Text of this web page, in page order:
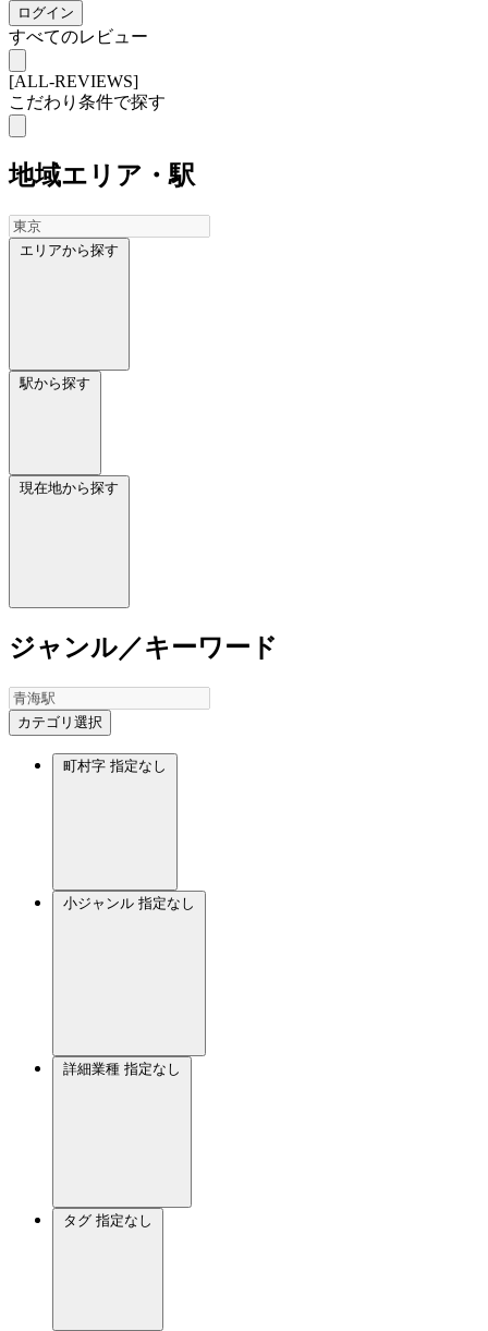
ログイン
すべてのレビュー
[ALL-REVIEWS]
こだわり条件で探す
地域エリア・駅
エリアから探す
駅から探す
現在地から探す
ジャンル／キーワード
カテゴリ選択
町村字 指定なし
小ジャンル 指定なし
詳細業種 指定なし
タグ 指定なし